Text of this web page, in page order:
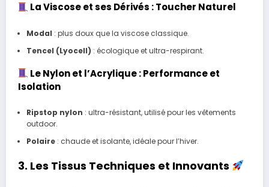
La Viscose et ses Dérivés : Toucher Naturel
Modal : plus doux que la viscose classique.
Tencel (Lyocell) : écologique et ultra-respirant.
Le Nylon et l’Acrylique : Performance et
Isolation
Ripstop nylon : ultra-résistant, utilisé pour les vêtements
outdoor.
Polaire: chaude et isolante, idéale pour l’hiver.
3. Les Tissus Techniques et Innovants